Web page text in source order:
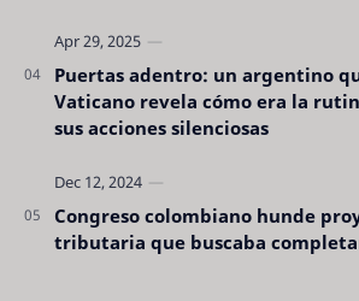
Puertas adentro: un argentino
Vaticano revela cómo era la
sus acciones silenciosas
Congreso colombiano hunde
tributaria que buscaba